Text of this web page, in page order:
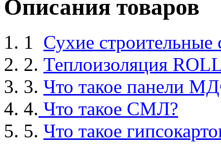
Описания товаров
1 Сухие
2. Теплоизоляция
3. Что такое панели
4. Что такое СМЛ?
5. Что такое